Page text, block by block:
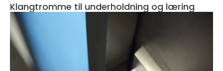
Klangtromme til underholdning og læring